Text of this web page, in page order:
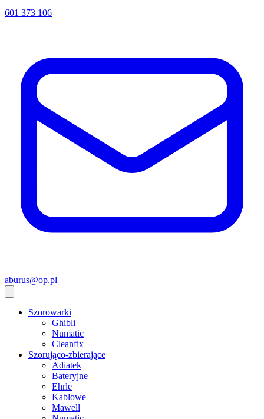
601 373 106
aburus@op.pl
Szorowarki
Ghibli
Numatic
Cleanfix
Szorująco-zbierające
Adiatek
Bateryjne
Ehrle
Kablowe
Mawell